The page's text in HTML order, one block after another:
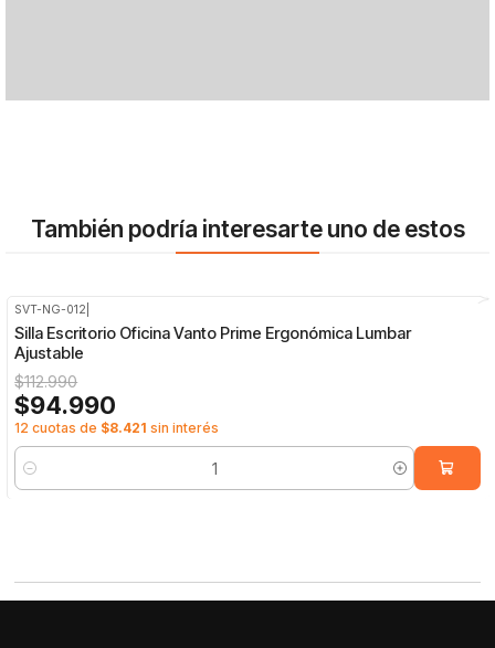
También podría interesarte uno de estos
SVT-NG-012
Silla Escritorio Oficina Vanto Prime Ergonómica Lumbar
Ajustable
$112.990
$94.990
12 cuotas de $8.421 sin interés
Cantidad